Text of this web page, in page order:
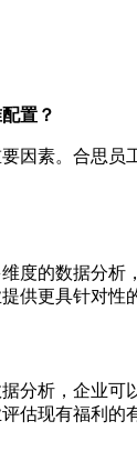
置？
因素。合思
度的数据分
供更具针对性
分析，企业
估现有福利